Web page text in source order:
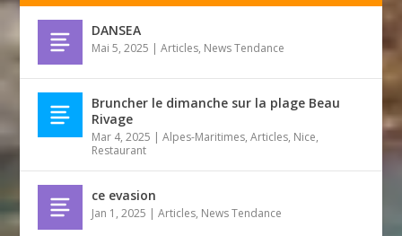
DANSEA
Mai 5, 2025 |Articles, News Tendance
Bruncher le dimanche sur la plage Beau
Rivage
Mar 4, 2025 |Alpes-Maritimes,Articles, Nice,
Restaurant
ce evasion
Jan 1, 2025 |Articles, News Tendance